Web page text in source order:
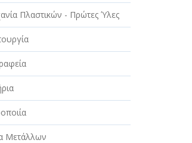
Πλαστικών - Πρώτες Ύλες
Μετάλλων